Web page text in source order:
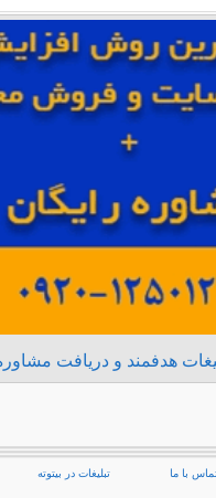
هدفمند و دریافت
با ما تبلیغات در بیتوته